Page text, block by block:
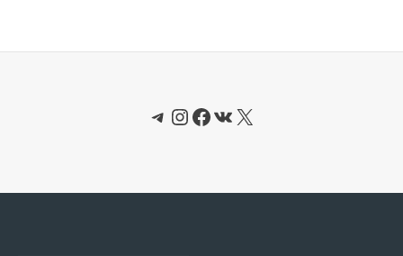
Telegram
Instagram
Facebook
ВКонтакте
X